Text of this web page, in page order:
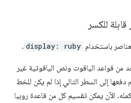
للكسر
باستخدام display: ruby
.
من قواعد الياقوت ونص الياقوتية غير
إلى السطر التالي إذا لم يكن للخط
الآن يمكن تقسيم كل من قاعدة روبيا